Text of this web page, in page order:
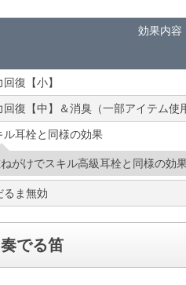
効果内容
復【小】
回復【中】＆消臭（一部アイテム使
ル耳栓と同様の効果
がけでスキル高級耳栓と同様の効
るま無効
でる笛